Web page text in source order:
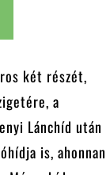
két részét,
a
Lánchíd után
is, ahonnan